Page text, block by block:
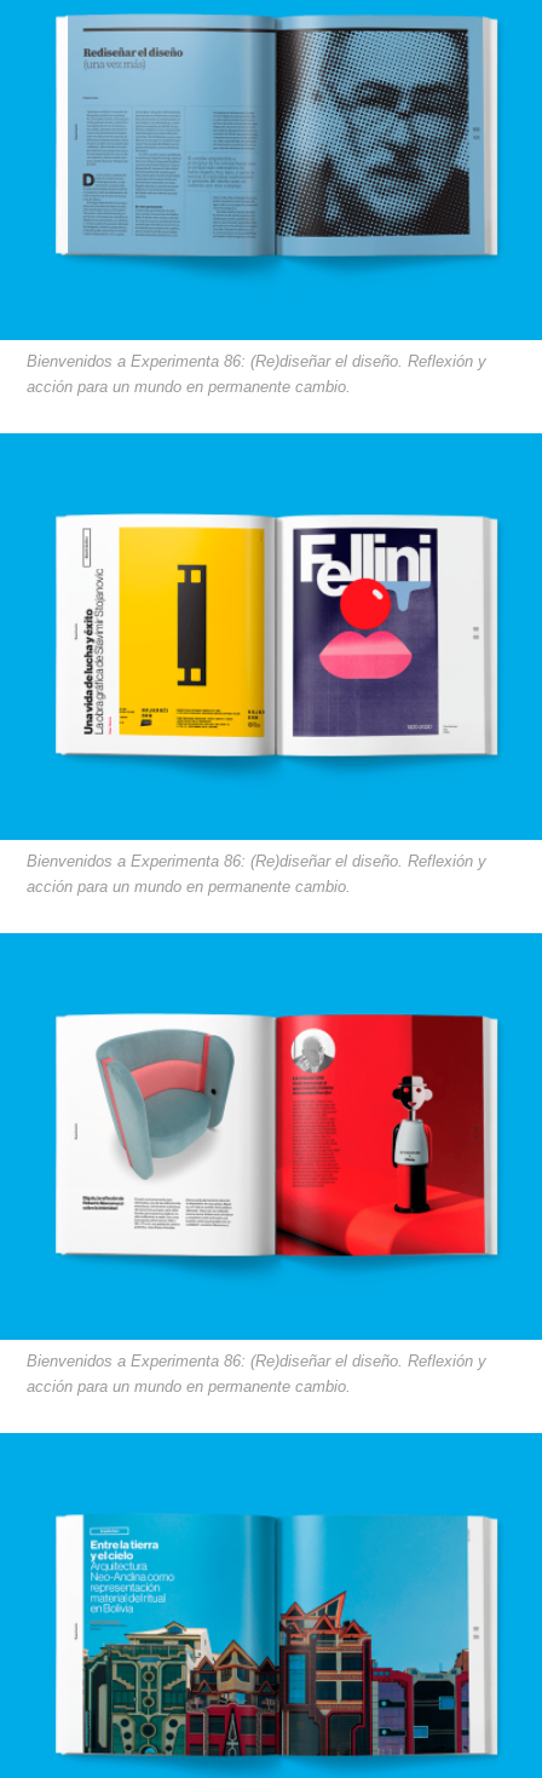
Bienvenidos a Experimenta 86: (Re)diseñar el diseño. Reflexión y
acción para un mundo en permanente cambio.
Bienvenidos a Experimenta 86: (Re)diseñar el diseño. Reflexión y
acción para un mundo en permanente cambio.
Bienvenidos a Experimenta 86: (Re)diseñar el diseño. Reflexión y
acción para un mundo en permanente cambio.